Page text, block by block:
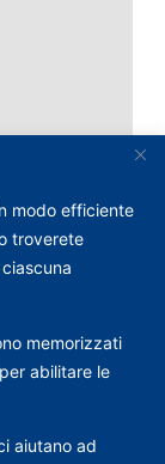
modo efficiente
troverete
memorizzati
abilitare le
aiutano ad